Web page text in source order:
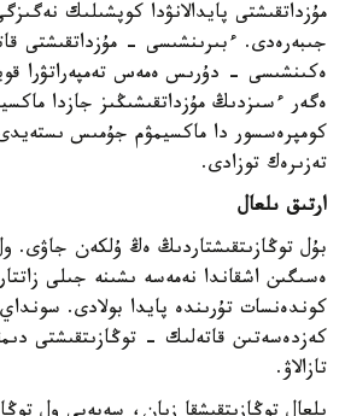
مۇزداتقىشتى پايدالانۋدا كوپشىلىك
جىبەرەدى. ءبىرىنشىسى - مۇزداتقىشتى
ەكىنشىسى - دۇرىس ەمەس تەمپەراتۋرا
ەگەر ءسىزدىڭ مۇزداتقىشىڭىز جازدا
كومپرەسسور دا ماكسيمۋم جۇمىس
تەزىرەك توزادى.
ارتىق ىلعال
بۇل توڭازىتقىشتاردىڭ ەڭ ۇلكەن جاۋى.
ەسىگىن اشقاندا نەمەسە ىشىنە جىلى
كوندەنسات تۇرىندە پايدا بولادى.
كەزدەسەتىن قاتەلىك - توڭازىتقىشتى
تازالاۋ.